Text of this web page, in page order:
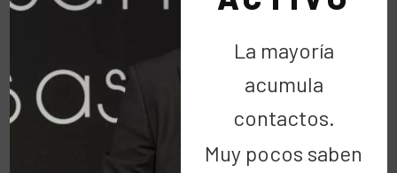
Por Raúl Ortiz
La mayoría
acumula
contactos.
Muy pocos saben